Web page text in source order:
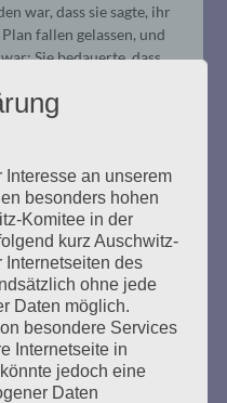
war, dass sie sagte, ihr
fallen gelassen, und
Sie bedauerte, dass
gingen zu ihrem Bruder
abwechselnd wacht.
diese alle, hob hervor,
Zusammenleben mit
der großen
soll nie mehr allein
– zwar in großer Gefahr
die er sich selbst
Interesse an unserem
besonders hohen
Komitee in der
kurz Auschwitz-
Internetseiten des
ohne jede
Daten möglich.
besondere Services
Internetseite in
jedoch eine
Daten